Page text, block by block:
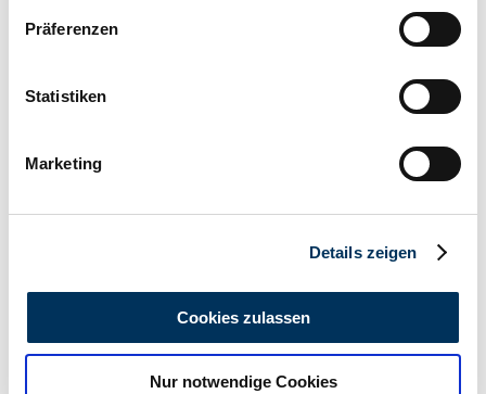
Informationen über Ihre geografische Lage
können
bestimmten Merkmalen (Fingerprinting) identifizieren
Erfahren Sie mehr darüber, wie Ihre persönlichen Daten
analysieren. Außerdem geben wir Informationen zu Ihrer
Verwendung unserer Website an unsere Partner für
Präferenzen
Statistiken
Marketing
Details zeigen
Cookies zulassen
Nur notwendige Cookies